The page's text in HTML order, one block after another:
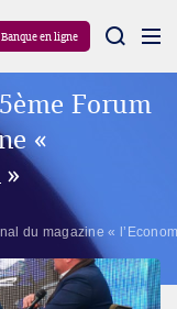
Banque en ligne
Forum
«
»
du magazine «